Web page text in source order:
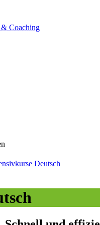
Coaching
Deutsch